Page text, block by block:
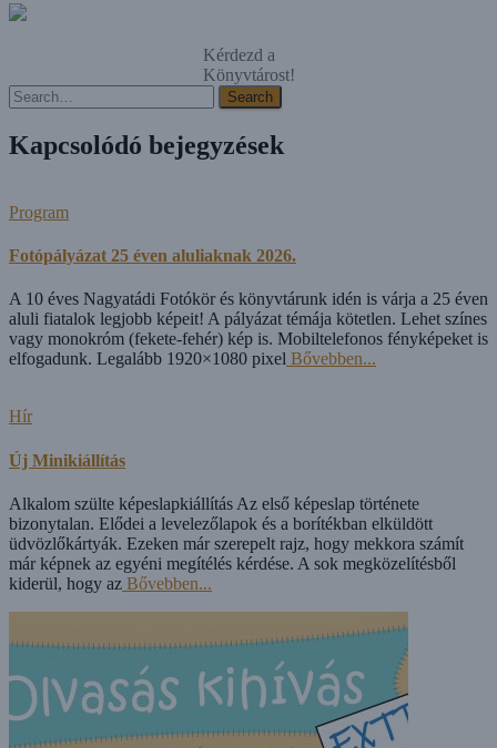
Kérdezd a
Könyvtárost!
Search
Search
Kapcsolódó bejegyzések
Program
Fotópályázat 25 éven aluliaknak 2026.
A 10 éves Nagyatádi Fotókör és könyvtárunk idén is várja a 25 éven
aluli fiatalok legjobb képeit! A pályázat témája kötetlen. Lehet színes
vagy monokróm (fekete-fehér) kép is. Mobiltelefonos fényképeket is
elfogadunk. Legalább 1920×1080 pixel Bővebben...
Hír
Új Minikiállítás
Alkalom szülte képeslapkiállítás Az első képeslap története
bizonytalan. Elődei a levelezőlapok és a borítékban elküldött
üdvözlőkártyák. Ezeken már szerepelt rajz, hogy mekkora számít
már képnek az egyéni megítélés kérdése. A sok megközelítésből
kiderül, hogy az Bővebben...